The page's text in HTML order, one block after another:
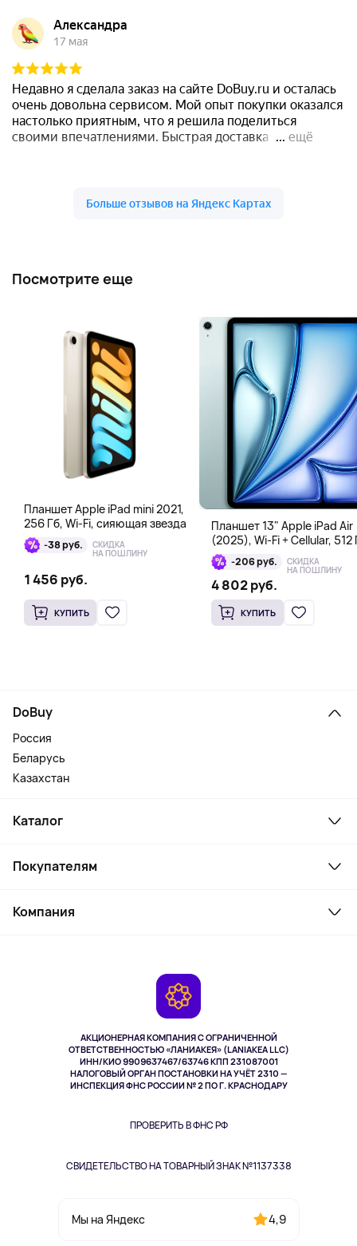
Посмотрите еще
Планшет Apple iPad mini 2021,
256 Гб, Wi-Fi, сияющая звезда
-38 руб. СКИДКА
НА ПОШЛИНУ
1 456 руб.
КУПИТЬ
Планшет 13" Apple iPad Air
(2025), Wi-Fi + Cellular, 512
голубой-206 руб. СКИДКА
НА ПОШЛИНУ
4 802 руб.
КУПИТЬ
АКЦИОНЕРНАЯ КОМПАНИЯ С ОГРАНИЧЕННОЙ
ОТВЕТСТВЕННОСТЬЮ «ЛАНИАКЕЯ» (LANIAKEA LLC)
ИНН/КИО 9909637467/63746 КПП 231087001
НАЛОГОВЫЙ ОРГАН ПОСТАНОВКИ НА УЧЁТ 2310 —
ИНСПЕКЦИЯ ФНС РОССИИ № 2 ПО Г. КРАСНОДАРУ
ПРОВЕРИТЬ В ФНС РФ
СВИДЕТЕЛЬСТВО НА ТОВАРНЫЙ ЗНАК №1137338
Мы на Яндекс 4,9
DoBuy
Россия
Беларусь
Казахстан
Каталог
Ноутбуки, мониторы, VR
Косметика и уход
Здоровье питомцев
Одежда и аксессуары
Покупателям
Как заказать
Компания